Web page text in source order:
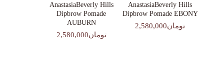
AnastasiaBeverly Hills
Dipbrow Pomade EBONY
تومان2,580,000
AnastasiaBeverly Hills
Dipbrow Pomade
AUBURN
تومان2,580,000